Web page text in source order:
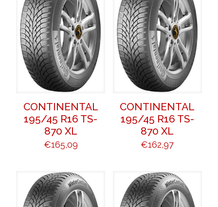
CONTINENTAL
195/45 R16 TS-
870 XL
€165,09
CONTINENTAL
195/45 R16 TS-
870 XL
€162,97